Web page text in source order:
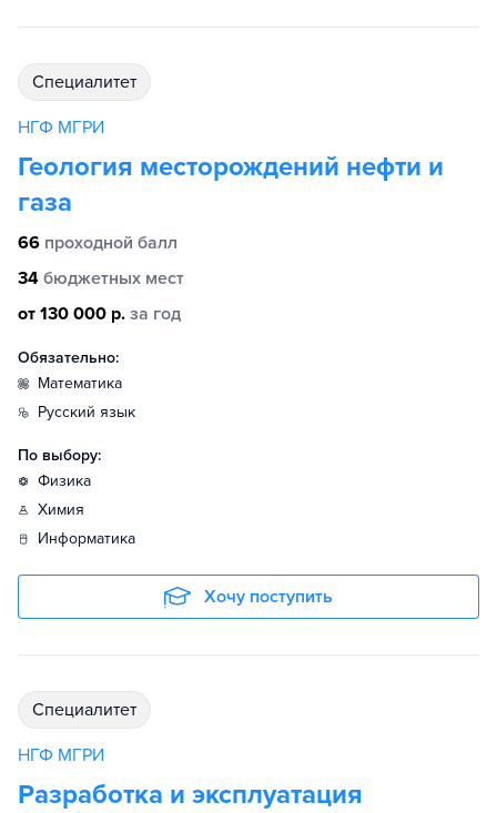
специалитет
НГФ МГРИ
Геология месторождений нефти и
газа
66 проходной балл
34 бюджетных мест
от 130 000 р. за год
Обязательно:
математика
русский язык
По выбору:
физика
химия
информатика
Хочу поступить
специалитет
НГФ МГРИ
Разработка и эксплуатация